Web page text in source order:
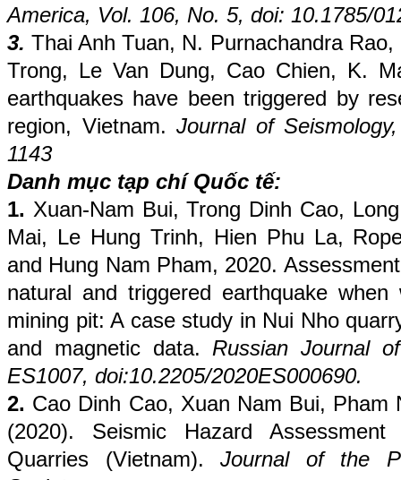
America, Vol. 106, No. 5, doi: 10.1785/
3. Thai Anh Tuan, N. Purnachandra
Trong, Le Van Dung, Cao Chien, K.
earthquakes have been triggered by
region, Vietnam.Journal of
1143
Danh mục tạp chí Quốc tế:
1. Xuan-Nam Bui, Trong Dinh Cao,
Mai, Le Hung Trinh, Hien Phu La,
and Hung Nam Pham, 2020.
natural and triggered earthquake
mining pit: A case study in Nui Nho
and magnetic data. Russian Journal
ES1007, doi:10.2205/2020ES000690.
2. Cao Dinh Cao, Xuan Nam Bui, Pham
(2020). Seismic Hazard
Quarries (Vietnam).Journal of the